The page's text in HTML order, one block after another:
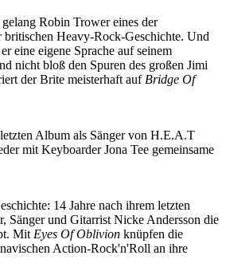
Robin Trower eines der
britischen Heavy-Rock-Geschichte. Und
eine eigene Sprache auf seinem
nicht bloß den Spuren des großen Jimi
der Brite meisterhaft auf Bridge Of
Album als Sänger von H.E.A.T
mit Keyboarder Jona Tee gemeinsame
14 Jahre nach ihrem letzten
Sänger und Gitarrist Nicke Andersson die
Mit Eyes Of Oblivion knüpfen die
Action-Rock'n'Roll an ihre